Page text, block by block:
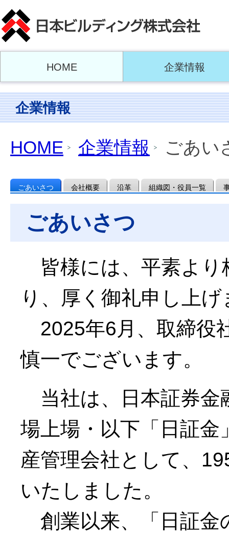
HOME 企業情報
企業情報
HOME 企業情報 ごあい
ごあいさつ 会社概要 沿革 組織図・役員一覧
ごあいさつ
皆様には、平素より
り、厚く御礼申し上げ
2025年6月、取締役
慎一でございます。
当社は、日本証券金
場上場・以下「日証
産管理会社として、
いたしました。
創業以来、「日証金